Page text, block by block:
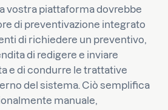
vostra piattaforma dovrebbe
di preventivazione integrato
di richiedere un preventivo,
di redigere e inviare
e di condurre le trattative
del sistema. Ciò semplifica
manuale,